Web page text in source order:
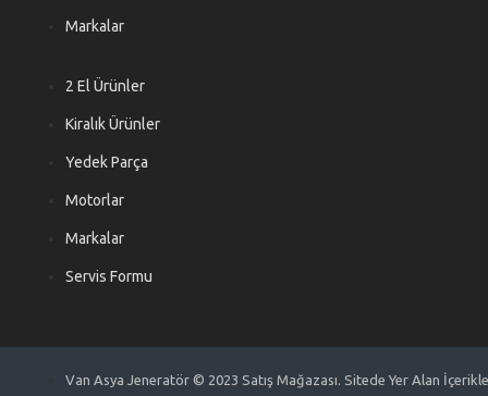
Markalar
2 El Ürünler
Kiralık Ürünler
Yedek Parça
Motorlar
Markalar
Servis Formu
Van Asya Jeneratör © 2023 Satış Mağazası. Sitede Yer Alan